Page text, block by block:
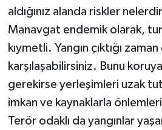
aldığınız alanda riskler
Manavgat endemik olarak,
kıymetli. Yangın çıktığı
karşılaşabilirsiniz. Bunu
gerekirse yerleşimleri uzak
imkan ve kaynaklarla
Terör odaklı da yangınlar